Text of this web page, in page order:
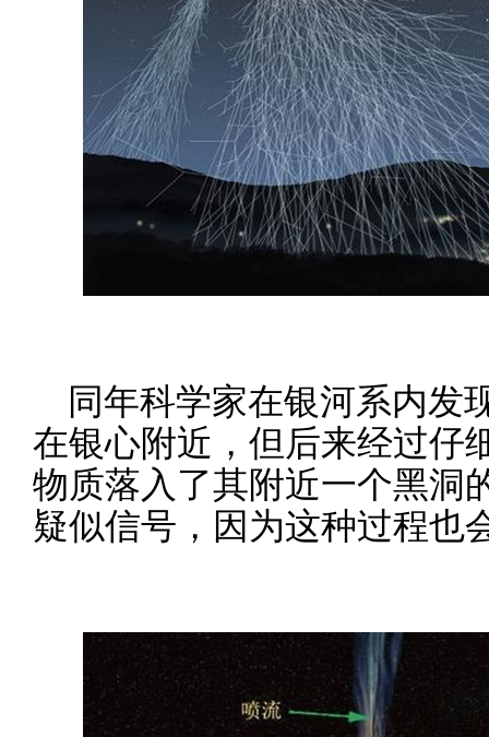
同年科学家在银河系内发
在银心附近，但后来经过仔
物质落入了其附近一个黑洞
疑似信号，因为这种过程也